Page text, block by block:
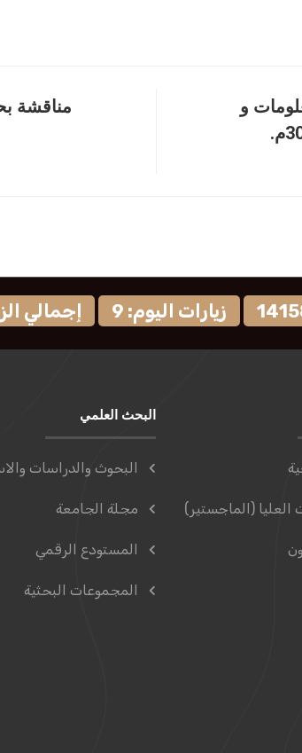
مناقشة
و
زيارات اليوم: 9 إجمالي
العليا (الماجستير)
البحث العلمي
البحوث والدراسات
مجلة الجامعة
المستودع الرقمي
المجموعات البحثية